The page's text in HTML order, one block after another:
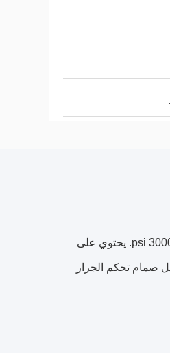
يحتوي سلسلة CB-4 على صمام خاص يسمح بالاتصال بالنصف الذكور تحت الضغط. يبلغ ضغط التشغيل الأقصى 3000 psi. يحتوي على
صمام تحكم الجرار